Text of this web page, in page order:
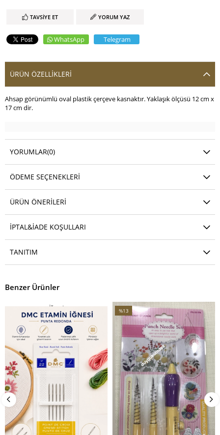
TAVSIYE ET YORUM YAZ
WhatsApp Telegram
ÜRÜN ÖZELLIKLERI
Ahsap görünümlü oval plastik çerçeve kasnaktır. Yaklaşık ölçüsü 12 cm x
17 cm dir.
YORUMLAR(0)
ÖDEME SEÇENEKLERI
ÜRÜN ÖNERILERI
İPTAL&İADE KOŞULLARI
TANITIM
Benzer Ürünler
İğnesi Seti
%13
İndirim
%13İndirim